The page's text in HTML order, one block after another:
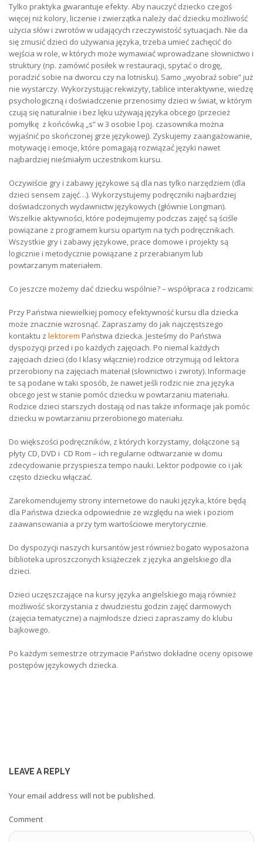
Tylko praktyka gwarantuje efekty. Aby nauczyć dziecko czegoś
więcej niż kolory, liczenie i zwierzątka należy dać dziecku możliwość
użycia słów i zwrotów w udających rzeczywistość sytuacjach. Nie da
się zmusić dzieci do używania języka, trzeba umieć zachęcić do
wejścia w role, w których może wymawiać wprowadzane słownictwo i
struktury (np. zamówić posiłek w restauracji, spytać o drogę,
poradzić sobie na dworcu czy na lotnisku). Samo „wyobraź sobie” już
nie wystarczy. Wykorzystując rekwizyty, tablice interaktywne, wiedzę
psychologiczną i doświadczenie przenosimy dzieci w świat, w którym
czują się naturalnie i bez lęku używają języka obcego (przecież
pomyłkę z końcówką „s” w 3 osobie l.poj. czasownika można
wyjaśnić po skończonej grze językowej). Zyskujemy zaangażowanie,
motywację i emocje, które pomagają rozwiązać języki nawet
najbardziej nieśmiałym uczestnikom kursu.
Oczywiście gry i zabawy językowe są dla nas tylko narzędziem (dla
dzieci sensem zajęć…). Wykorzystujemy podręczniki najbardziej
doświadczonych wydawnictw językowych (głównie Longman).
Wszelkie aktywności, które podejmujemy podczas zajęć są ściśle
powiązane z programem kursu opartym na tych podręcznikach.
Wszystkie gry i zabawy językowe, prace domowe i projekty są
logicznie i metodycznie powiązane z przerabianym lub
powtarzanym materiałem.
Co jeszcze możemy dać dziecku wspólnie? – współpraca z rodzicami:
Przy Państwa niewielkiej pomocy efektywność kursu dla dziecka
może znacznie wzrosnąć. Zapraszamy do jak najczęstszego
kontaktu zlektorem Państwa dziecka. Jesteśmy do Państwa
dyspozycji przed i po każdych zajęciach. Po niemal każdych
zajęciach dzieci (do I klasy włącznie) rodzice otrzymują od lektora
przerobiony na zajęciach materiał (słownictwo i zwroty). Informacje
te są podane w taki sposób, że nawet jeśli rodzic nie zna języka
obcego jest w stanie pomóc dziecku w powtarzaniu materiału.
Rodzice dzieci starszych dostają od nas także informacje jak pomóc
dziecku w powtarzaniu przerobionego materiału.
Do większości podręczników, z których korzystamy, dołączone są
płyty CD, DVD i CD Rom – ich regularne odtwarzanie w domu
zdecydowanie przyspiesza tempo nauki. Lektor podpowie co i jak
często dziecku włączać.
Zarekomendujemy strony internetowe do nauki języka, które będą
dla Państwa dziecka odpowiednie ze względu na wiek i poziom
zaawansowania a przy tym wartościowe merytorycznie.
Do dyspozycji naszych kursantów jest również bogato wyposażona
biblioteka uproszczonych książeczek z języka angielskiego dla
dzieci.
Dzieci uczęszczające na kursy języka angielskiego mają również
możliwość skorzystania z dwudziestu godzin zajęć darmowych
(zajęcia tematyczne) a najmłodsze dzieci zapraszamy do klubu
bajkowego.
Po każdym semestrze otrzymacie Państwo dokładne oceny opisowe
postępów językowych dziecka.
LEAVE A REPLY
Your email address will not be published.
Comment